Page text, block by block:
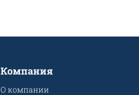
Компания
О компании